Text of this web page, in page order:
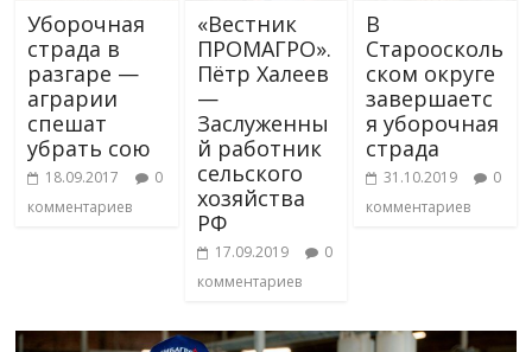
Уборочная
страда в
разгаре —
аграрии
спешат
убрать сою
18.09.2017
0
комментариев
«Вестник
ПРОМАГРО».
Пётр Халеев
—
Заслуженны
й работник
сельского
хозяйства
РФ
17.09.2019
0
комментариев
В
Староосколь
ском округе
завершаетс
я уборочная
страда
31.10.2019
0
комментариев